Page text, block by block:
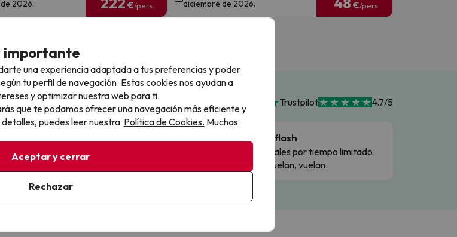
2026.
€/pers.
diciembre de 2026.
€/pers.
Trustpilot 4.7/5
total
Ofertas flash
Precios reales por tiempo limitado.
Cuando vuelan, vuelan.
importante
una experiencia adaptada a tus preferencias y poder
tu perfil de navegación. Estas cookies nos ayudan a
y optimizar nuestra web para ti.
que te podamos ofrecer una navegación más eficiente y
puedes leer nuestra Política de Cookies. Muchas
Aceptar y cerrar
Rechazar